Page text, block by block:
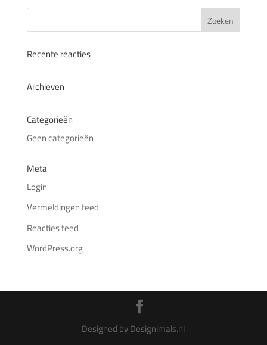
Recente reacties
Archieven
Categorieën
Geen categorieën
Meta
Login
Vermeldingen feed
Reacties feed
WordPress.org
Designed by Designimals.nl